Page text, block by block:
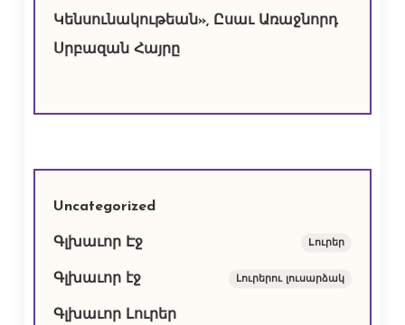
Կենսունակութեան», Ըսաւ Առաջնորդ
Սրբազան Հայրը
Uncategorized
Գլխաւոր Էջ Lուրեր
Գլխաւոր էջ Լուրերու լուսարձակ
Գլխաւոր Լուրեր